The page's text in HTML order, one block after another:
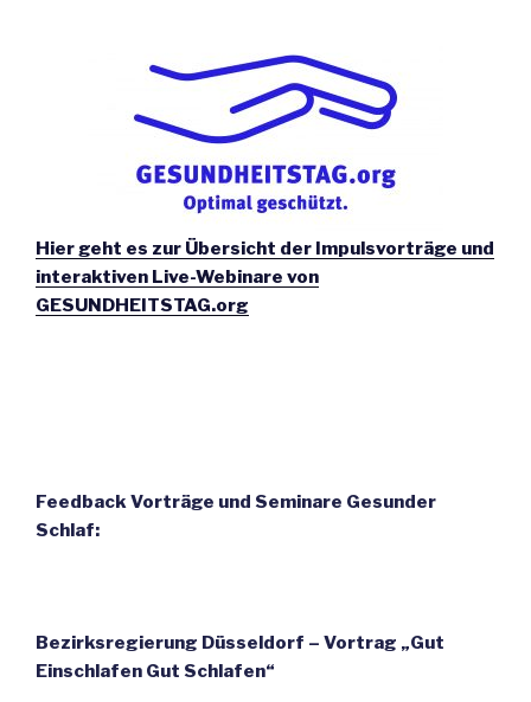
Hier geht es zur Übersicht der Impulsvorträge und
interaktiven Live-Webinare von
GESUNDHEITSTAG.org
Feedback Vorträge und Seminare Gesunder
Schlaf:
Bezirksregierung Düsseldorf – Vortrag „Gut
Einschlafen Gut Schlafen“